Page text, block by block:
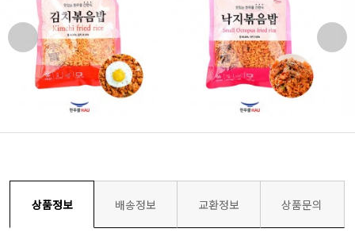
상품정보 배송정보 교환정보 상품문의